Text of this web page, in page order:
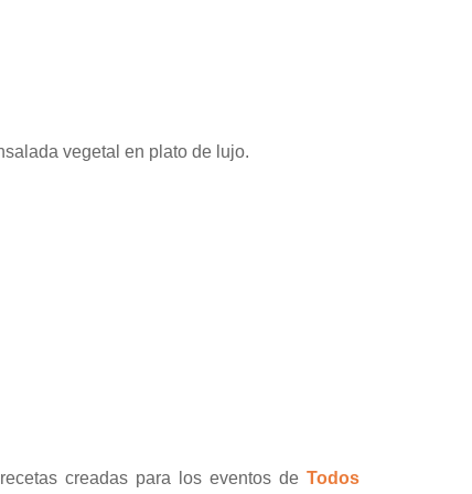
vegetal en plato de lujo.
creadas para los eventos de Todos